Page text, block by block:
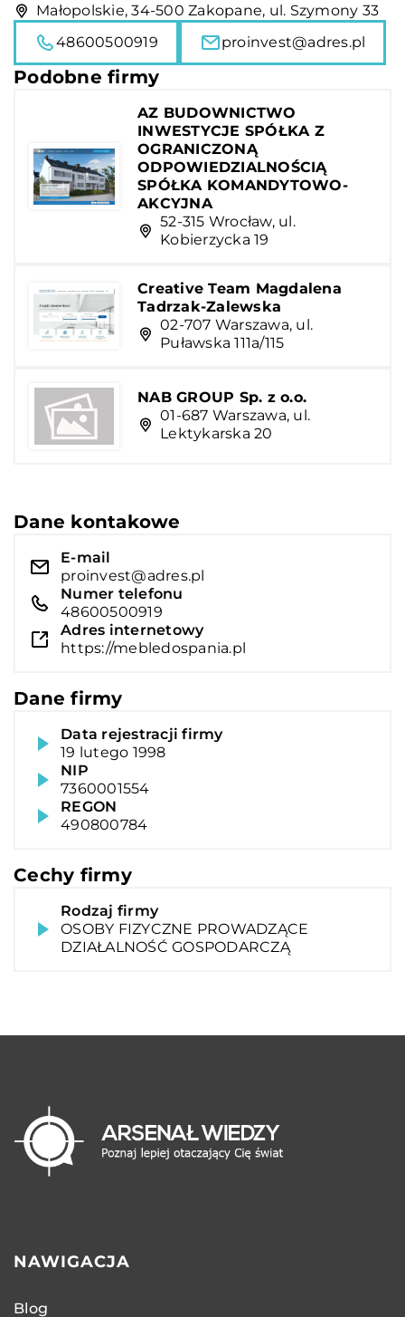
Małopolskie, 34-500 Zakopane, ul. Szymony 33
48600500919
proinvest@adres.pl
Podobne firmy
AZ BUDOWNICTWO
INWESTYCJE SPÓŁKA Z
OGRANICZONĄ
ODPOWIEDZIALNOŚCIĄ
SPÓŁKA KOMANDYTOWO-
AKCYJNA
52-315 Wrocław, ul.
Kobierzycka 19
Creative Team Magdalena
Tadrzak-Zalewska
02-707 Warszawa, ul.
Puławska 111a/115
NAB GROUP Sp. z o.o.
01-687 Warszawa, ul.
Lektykarska 20
Dane kontakowe
E-mail
proinvest@adres.pl
Numer telefonu
48600500919
Adres internetowy
https://mebledospania.pl
Dane firmy
Data rejestracji firmy
19 lutego 1998
NIP
7360001554
REGON
490800784
Cechy firmy
Rodzaj firmy
OSOBY FIZYCZNE PROWADZĄCE
DZIAŁALNOŚĆ GOSPODARCZĄ
NAWIGACJA
Blog